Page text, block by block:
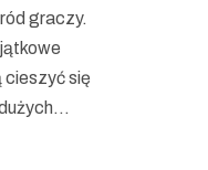
graczy.
się